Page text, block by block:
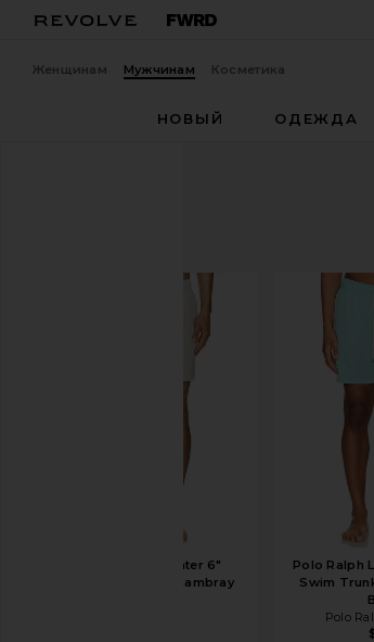
Женщинам Мужчинам Косметика
НОВЫЙ ОДЕЖДА
onia Land To Water 6"
Shorts in Stone Chambray
Polo Ralph
Swim
Polo